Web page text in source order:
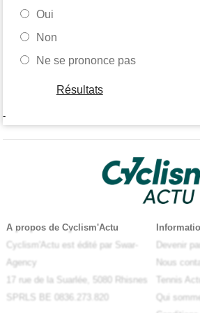
Oui
Non
Ne se prononce pas
Résultats
-
A propos de Cyclism'Actu
Cyclism'Actu est édité par Swar-
Agency
17 rue de la Suarlée, 5080 Rhisnes
SPRLS BE 0836.273.820
Devenir
Nous
Tennis
Qui